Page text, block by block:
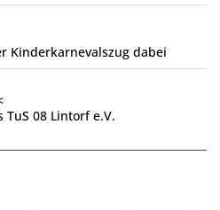
Kinderkarnevalszug dabei
08 Lintorf e.V.